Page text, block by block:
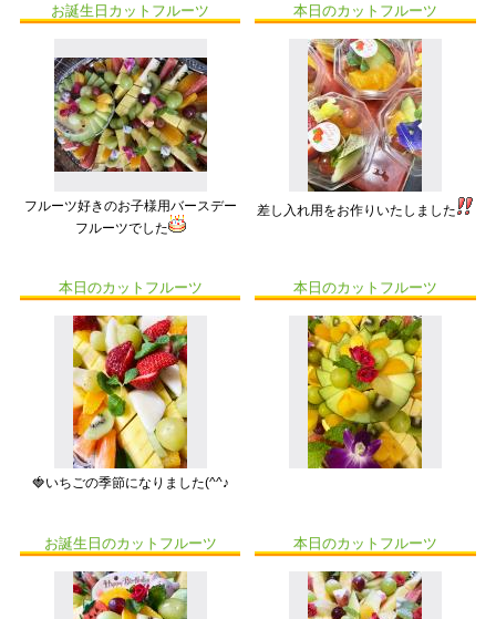
お誕生日カットフルーツ
フルーツ好きのお子様用バースデー
フルーツでした
本日のカットフルーツ
差し入れ用をお作りいたしました
本日のカットフルーツ
🍓いちごの季節になりました(^^♪
本日のカットフルーツ
お誕生日のカットフルーツ 本日のカットフルーツ